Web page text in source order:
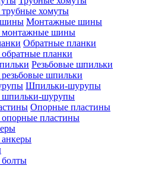
хомуты
Монтажные шины
монтажные шины
Обратные планки
планки
Резьбовые шпильки
шпильки
Шпильки-шурупы
шпильки-шурупы
Опорные пластины
пластины